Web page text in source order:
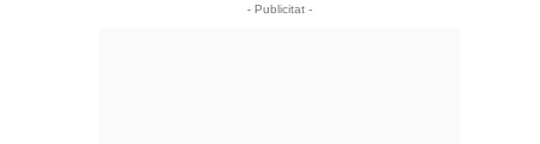
- Publicitat -